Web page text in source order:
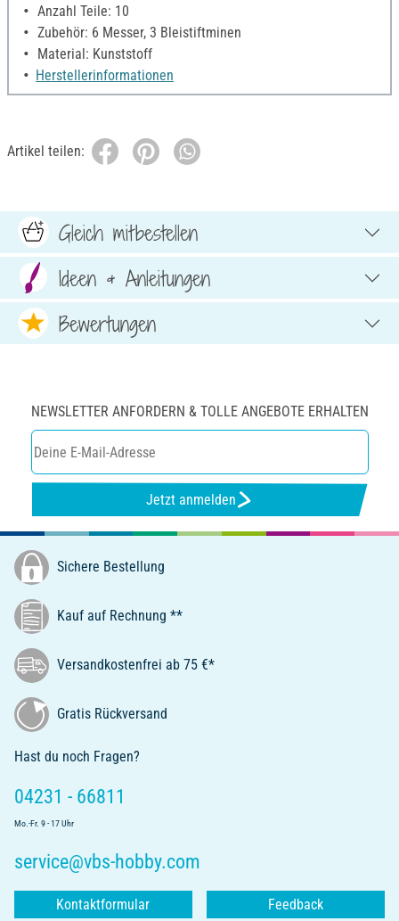
Anzahl Teile: 10
Zubehör: 6 Messer, 3 Bleistiftminen
Material: Kunststoff
Herstellerinformationen
Artikel teilen:
Gleich mitbestellen
Ideen & Anleitungen
Bewertungen
NEWSLETTER ANFORDERN & TOLLE ANGEBOTE ERHALTEN
Jetzt anmelden
Sichere Bestellung
Kauf auf Rechnung **
Versandkostenfrei ab 75 €*
Gratis Rückversand
Hast du noch Fragen?
04231 - 66811
Mo.-Fr. 9 - 17 Uhr
service@vbs-hobby.com
Kontaktformular Feedback